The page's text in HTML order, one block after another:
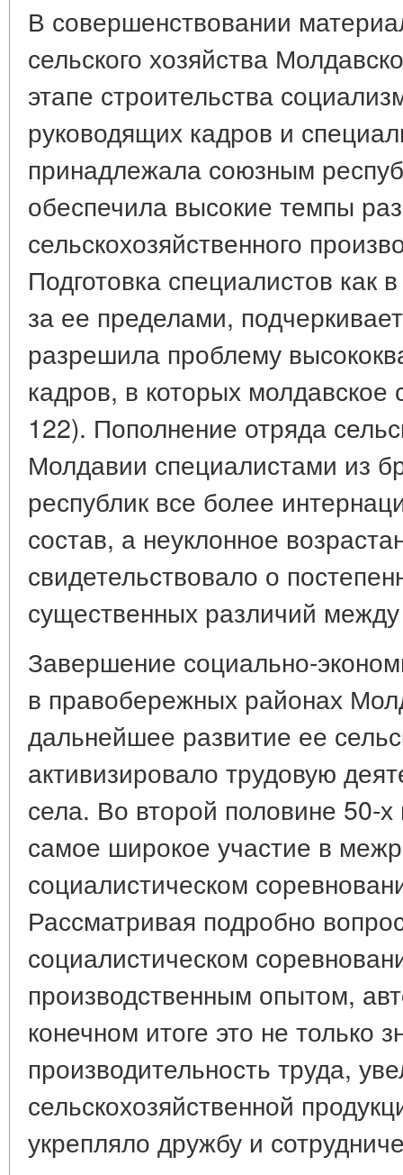
В совершенствовании
сельского хозяйства
этапе строительства
руководящих кадров и
принадлежала союзным
обеспечила высокие темпы
сельскохозяйственного
Подготовка специалистов как
за ее пределами,
разрешила проблему
кадров, в которых молдавское
122). Пополнение отряда
Молдавии специалистами из
республик все более
состав, а неуклонное
свидетельствовало о
существенных различий
Завершение социально-
в правобережных районах
дальнейшее развитие ее
активизировало трудовую
села. Во второй половине 50-
самое широкое участие в
социалистическом
Рассматривая подробно
социалистическом
производственным опытом,
конечном итоге это не только
производительность труда,
сельскохозяйственной
укрепляло дружбу и